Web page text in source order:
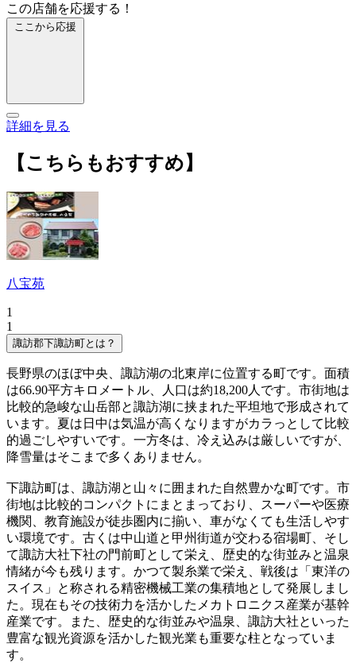
この店舗を応援する！
ここから応援
詳細を見る
【こちらもおすすめ】
八宝苑
1
1
諏訪郡下諏訪町とは？
長野県のほぼ中央、諏訪湖の北東岸に位置する町です。面積
は66.90平方キロメートル、人口は約18,200人です。市街地は
比較的急峻な山岳部と諏訪湖に挟まれた平坦地で形成されて
います。夏は日中は気温が高くなりますがカラっとして比較
的過ごしやすいです。一方冬は、冷え込みは厳しいですが、
降雪量はそこまで多くありません。
下諏訪町は、諏訪湖と山々に囲まれた自然豊かな町です。市
街地は比較的コンパクトにまとまっており、スーパーや医療
機関、教育施設が徒歩圏内に揃い、車がなくても生活しやす
い環境です。古くは中山道と甲州街道が交わる宿場町、そし
て諏訪大社下社の門前町として栄え、歴史的な街並みと温泉
情緒が今も残ります。かつて製糸業で栄え、戦後は「東洋の
スイス」と称される精密機械工業の集積地として発展しまし
た。現在もその技術力を活かしたメカトロニクス産業が基幹
産業です。また、歴史的な街並みや温泉、諏訪大社といった
豊富な観光資源を活かした観光業も重要な柱となっていま
す。